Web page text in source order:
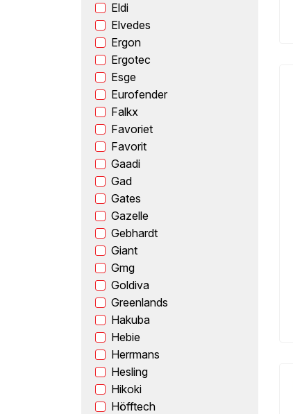
Eldi
Elvedes
Ergon
Ergotec
Esge
Eurofender
Falkx
Favoriet
Favorit
Gaadi
Gad
Gates
Gazelle
Gebhardt
Giant
Gmg
Goldiva
Greenlands
Hakuba
Hebie
Herrmans
Hesling
Hikoki
Höfftech